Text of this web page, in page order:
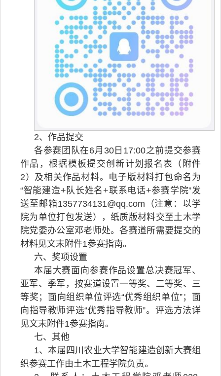
2、作品提交
各参赛团队在6月30日17:00之前提交参赛
作品，根据模板提交创新计划报名表（附件
2）及相关作品材料。电子版材料打包命名为
“智能建造+队长姓名+联系电话+参赛学院”发
送至邮箱1357734131@qq.com（注意：以学
院为单位打包发送），纸质版材料交至土木学
院党委办公室邓老师处。各赛道所需要提交的
材料见文末附件1参赛指南。
六、奖项设置
本届大赛面向参赛作品设置总决赛冠军、
亚军、季军，按赛道设置一等奖、二等奖、三
等奖；面向组织单位评选“优秀组织单位”；面
向指导教师评选“优秀指导教师”。评选方法详
见文末附件1参赛指南。
七、其他
1、本届四川农业大学智能建造创新大赛组
织参赛工作由土木工程学院负责。